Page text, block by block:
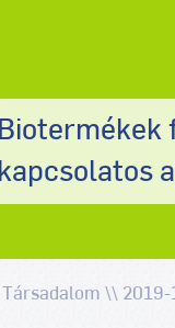
Biotermékek
kapcsolatos
Társadalom \\ 2019-